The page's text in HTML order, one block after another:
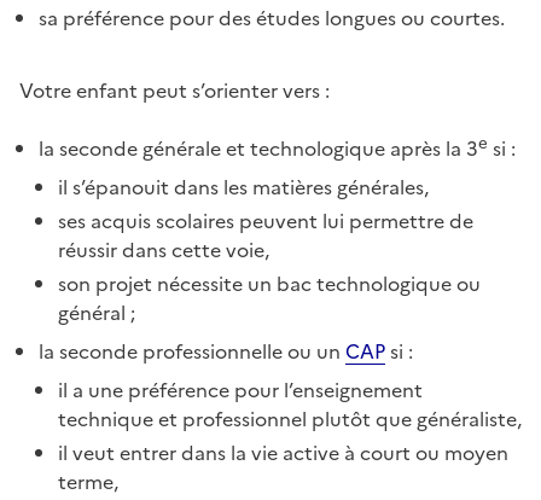
sa préférence pour des études longues ou courtes.
Votre enfant peut s’orienter vers :
la seconde générale et technologique après la 3e si :
il s’épanouit dans les matières générales,
ses acquis scolaires peuvent lui permettre de
réussir dans cette voie,
son projet nécessite un bac technologique ou
général ;
la seconde professionnelle ou un CAPsi :
il a une préférence pour l’enseignement
technique et professionnel plutôt que généraliste,
il veut entrer dans la vie active à court ou moyen
terme,